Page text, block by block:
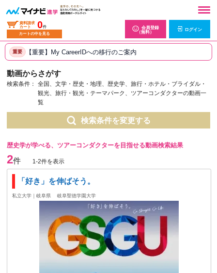
資料請求
カート
0件
カートの中を見る
会員登録
（無料）
ログイン
重要 【重要】My CareerIDへの移行のご案内
動画からさがす
検索条件：
全国、文学・歴史・地理、歴史学、旅行・ホテル・ブライダル・
観光、旅行・観光・テーマパーク、ツアーコンダクターの動画一
覧
検索条件を変更する
歴史学が学べる、ツアーコンダクターを目指せる動画検索結果
2件 1-2件を表示
「好き」を伸ばそう。
私立大学｜岐阜県 岐阜聖徳学園大学